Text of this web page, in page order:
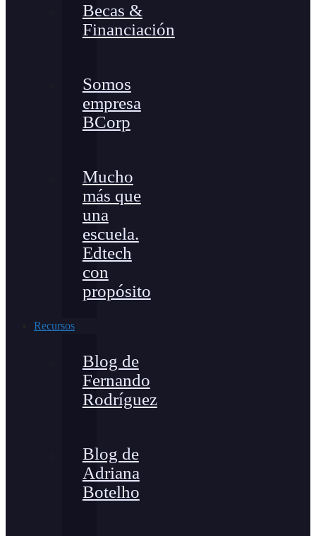
Becas &
Financiación
Somos
empresa
BCorp
Mucho
más que
una
escuela.
Edtech
con
propósito
Recursos
Blog de
Fernando
Rodríguez
Blog de
Adriana
Botelho